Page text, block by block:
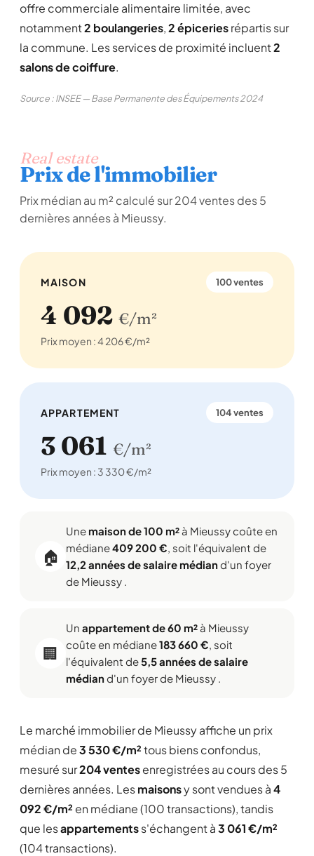
offre commerciale alimentaire limitée, avec
notamment2 boulangeries,2 épiceriesrépartis sur
la commune. Les services de proximité incluent2
salons de coiffure.
Source : INSEE — Base Permanente des Équipements 2024
Real estate
Prix de l'immobilier
Prix médian au m² calculé sur 204 ventes des 5
dernières années à Mieussy.
MAISON 100 ventes
4 092 €/m²
Prix moyen : 4 206 €/m²
APPARTEMENT 104 ventes
3 061 €/m²
Prix moyen : 3 330 €/m²
🏠
Une maison de 100 m² à Mieussy coûte en
médiane409 200 €, soit l'équivalent de
12,2 années de salaire médiand'un foyer
de Mieussy .
🏢
Un appartement de 60 m² à Mieussy
coûte en médiane183 660 €, soit
l'équivalent de5,5 années de salaire
médiand'un foyer de Mieussy .
Le marché immobilier de Mieussy affiche un prix
médian de3 530 €/m²tous biens confondus,
mesuré sur204 ventesenregistrées au cours des 5
dernières années. Lesmaisonsy sont vendues à4
092 €/m² en médiane (100 transactions), tandis
que lesappartementss'échangent à3 061 €/m²
(104 transactions).